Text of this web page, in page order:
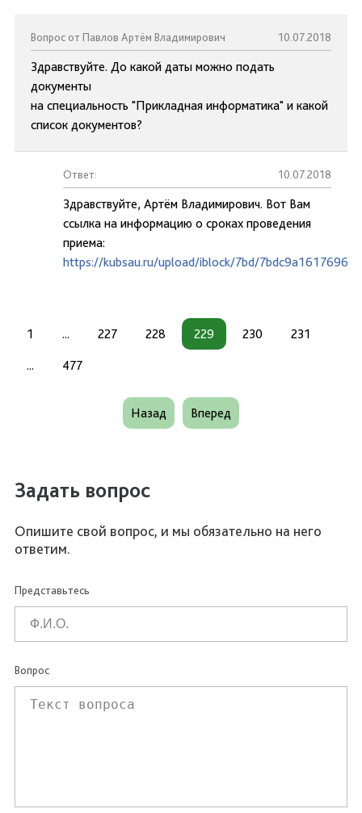
Вопрос от Павлов Артём Владимирович 10.07.2018
Здравствуйте. До какой даты можно подать
документы
на специальность "Прикладная информатика" и какой
список документов?
Ответ: 10.07.2018
Здравствуйте, Артём Владимирович. Вот Вам
ссылка на информацию о сроках проведения
приема:
https://kubsau.ru/upload/iblock/7bd/
1 ... 227 228 229 230 231
... 477
Назад Вперед
Задать вопрос
Опишите свой вопрос, и мы обязательно на него
ответим.
Представьтесь
Вопрос